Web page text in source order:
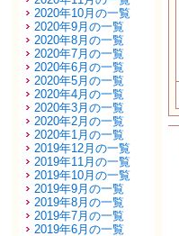
2020年10月の一覧
2020年9月の一覧
2020年8月の一覧
2020年7月の一覧
2020年6月の一覧
2020年5月の一覧
2020年4月の一覧
2020年3月の一覧
2020年2月の一覧
2020年1月の一覧
2019年12月の一覧
2019年11月の一覧
2019年10月の一覧
2019年9月の一覧
2019年8月の一覧
2019年7月の一覧
2019年6月の一覧